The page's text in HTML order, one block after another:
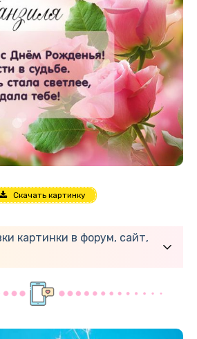
Скачать картинку
картинки в форум, сайт,